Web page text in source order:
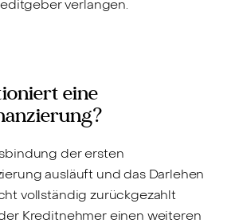
verlangen.
eine
der ersten
ausläuft und das Darlehen
vollständig zurückgezahlt
Kreditnehmer einen weiteren